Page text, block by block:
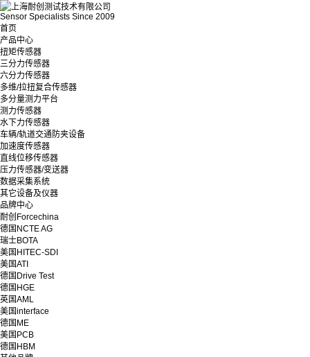
Sensor Specialists Since 2009
首页
产品中心
扭矩传感器
三分力传感器
六分力传感器
多维/拉扭复合传感器
多分量测力平台
测力传感器
水下力传感器
车辆/轨道交通防夹设备
加速度传感器
直线位移传感器
压力传感器/变送器
数据采集系统
其它设备及仪器
品牌中心
耐创Forcechina
德国NCTE AG
瑞士BOTA
美国HITEC-SDI
美国ATI
德国Drive Test
德国HGE
英国AML
美国interface
德国ME
美国PCB
德国HBM